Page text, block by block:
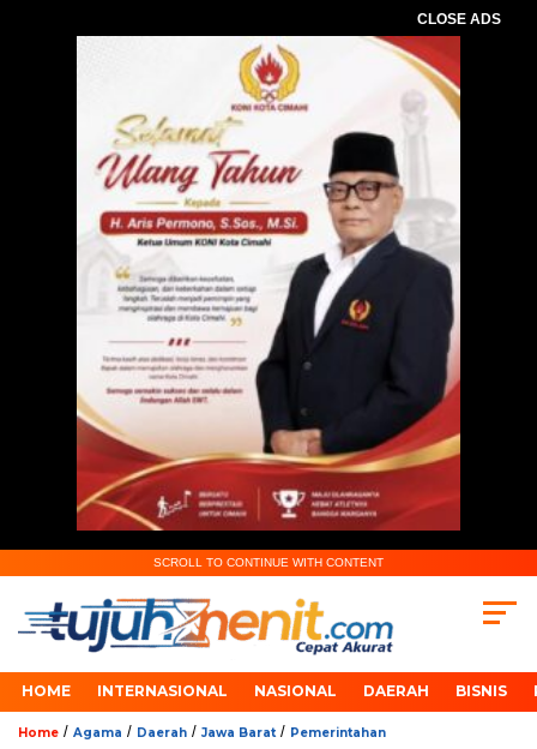
CLOSE ADS
SCROLL TO CONTINUE WITH CONTENT
HOME INTERNASIONAL NASIONAL DAERAH BISNIS
Home / Agama / Daerah / Jawa Barat/ Pemerintahan